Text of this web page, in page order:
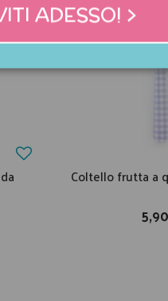
Coltello frutta a
ADESSO! >